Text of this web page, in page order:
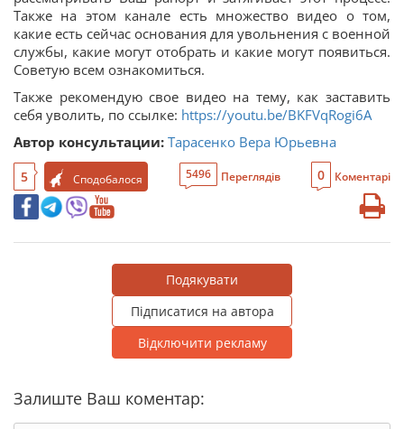
Также на этом канале есть множество видео о том,
какие есть сейчас основания для увольнения с военной
службы, какие могут отобрать и какие могут появиться.
Советую всем ознакомиться.
Также рекомендую свое видео на тему, как заставить
себя уволить, по ссылке: https://youtu.be/BKFVqRogi6A
Автор консультации: Тарасенко Вера Юрьевна
5 Сподобалося 5496 Переглядів 0 Коментарі
Подякувати
Підписатися на автора
Відключити рекламу
Залиште Ваш коментар: